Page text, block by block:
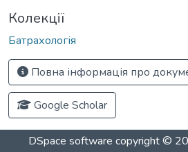
Колекції
Батрахологія
Повна інформація про
Google Scholar
DSpace software copyright ©